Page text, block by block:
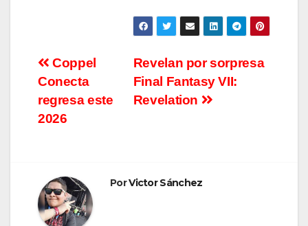
Navegación
de
entradas
Revelan por sorpresa
Final Fantasy VII:
Revelation
Coppel
Conecta
regresa este
2026
PorVictor Sánchez